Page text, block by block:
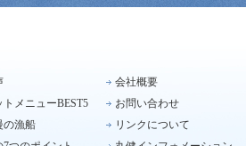
トメニューBEST5
の漁船
会社概要
お問い合わせ
リンクについて